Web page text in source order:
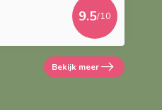
9.5/10
Bekijk meer